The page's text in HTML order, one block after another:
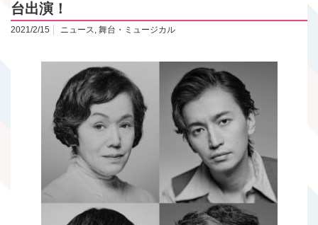
台出演！
2021/2/15 ニュース, 舞台・ミュージカル